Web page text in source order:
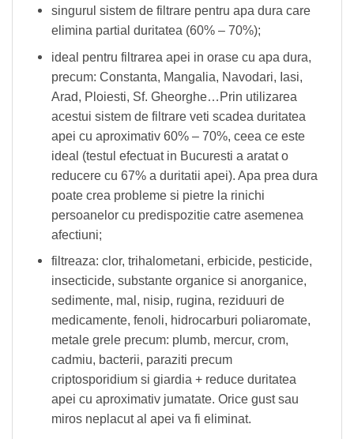
singurul sistem de filtrare pentru apa dura care
elimina partial duritatea (60% – 70%);
ideal pentru filtrarea apei in orase cu apa dura,
precum: Constanta, Mangalia, Navodari, Iasi,
Arad, Ploiesti, Sf. Gheorghe…Prin utilizarea
acestui sistem de filtrare veti scadea duritatea
apei cu aproximativ 60% – 70%, ceea ce este
ideal (testul efectuat in Bucuresti a aratat o
reducere cu 67% a duritatii apei). Apa prea dura
poate crea probleme si pietre la rinichi
persoanelor cu predispozitie catre asemenea
afectiuni;
filtreaza: clor, trihalometani, erbicide, pesticide,
insecticide, substante organice si anorganice,
sedimente, mal, nisip, rugina, reziduuri de
medicamente, fenoli, hidrocarburi poliaromate,
metale grele precum: plumb, mercur, crom,
cadmiu, bacterii, paraziti precum
criptosporidium si giardia + reduce duritatea
apei cu aproximativ jumatate. Orice gust sau
miros neplacut al apei va fi eliminat.